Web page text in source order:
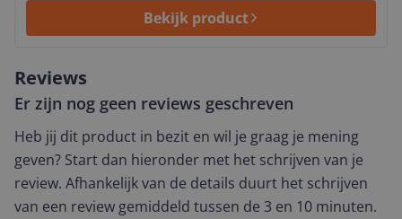
Bekijk product
Reviews
Er zijn nog geen reviews geschreven
Heb jij dit product in bezit en wil je graag je mening
geven? Start dan hieronder met het schrijven van je
review. Afhankelijk van de details duurt het schrijven
van een review gemiddeld tussen de 3 en 10 minuten.